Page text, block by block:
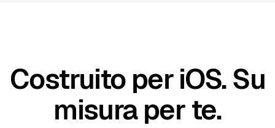
Costruito per iOS. Su
misura per te.